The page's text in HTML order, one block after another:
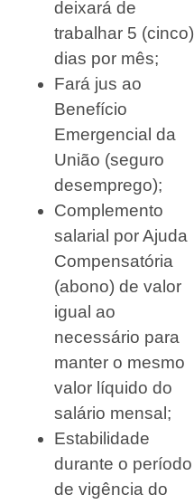
deixará de
trabalhar 5 (cinco)
dias por mês;
Fará jus ao
Benefício
Emergencial da
União (seguro
desemprego);
Complemento
salarial por Ajuda
Compensatória
(abono) de valor
igual ao
necessário para
manter o mesmo
valor líquido do
salário mensal;
Estabilidade
durante o período
de vigência do